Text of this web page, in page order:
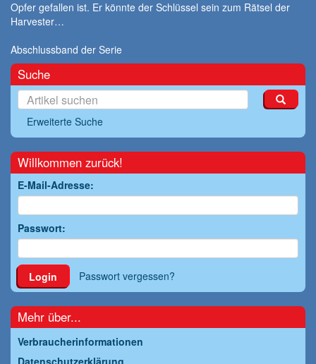
Opfer gefallen ist. Er könnte der Schlüssel sein zum Rätsel der
Harvester…
Abschlussband der Serie
Suche
Erweiterte Suche
Willkommen zurück!
E-Mail-Adresse:
Passwort:
Login Passwort vergessen?
Mehr über...
Verbraucherinformationen
Datenschutzerklärung